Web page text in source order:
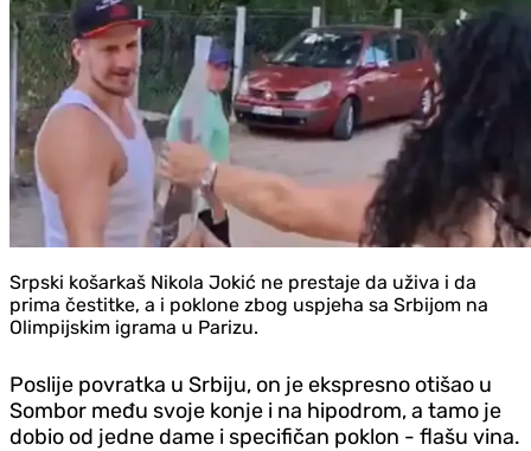
Srpski košarkaš Nikola Jokić ne prestaje da uživa i da
prima čestitke, a i poklone zbog uspjeha sa Srbijom na
Olimpijskim igrama u Parizu.
Poslije povratka u Srbiju, on je ekspresno otišao u
Sombor među svoje konje i na hipodrom, a tamo je
dobio od jedne dame i specifičan poklon - flašu vina.